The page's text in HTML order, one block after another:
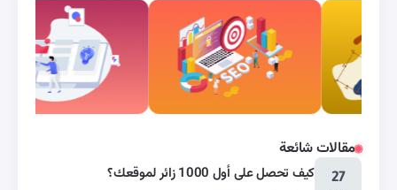
مقالات شائعة
27 كيف تحصل على أول 1000 زائر لموقعك؟